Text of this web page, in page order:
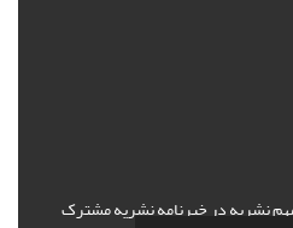
مهم نشریه در خبرنامه نشریه مشترک